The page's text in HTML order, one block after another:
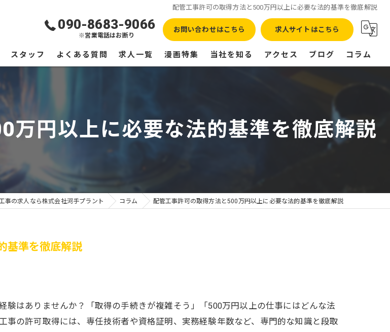
配管工事許可の取得方法と500万円以上に必要な法的基準を徹底解説
090-8683-9066
※営業電話はお断り
お問い合わせはこちら 求人サイトはこちら
スタッフ よくある質問 求人一覧 漫画特集 当社を知る
高収入
アクセス ブログ コラム
万円以上に必要な法的基準を徹底解説
事の求人なら株式会社河手プラント コラム 配管工事許可の取得方法と500万円以上に必要な法的基準を徹底解説
基準を徹底解説
はありませんか？「取得の手続きが複雑そう」「500万円以上の仕事にはどんな法
の許可取得には、専任技術者や資格証明、実務経験年数など、専門的な知識と段取